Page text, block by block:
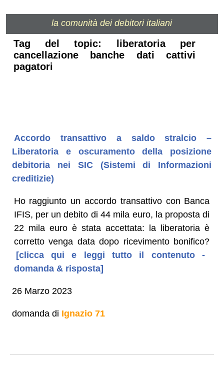
la comunità dei debitori italiani
Tag del topic: liberatoria per
cancellazione banche dati cattivi
pagatori
Accordo transattivo a saldo stralcio –
Liberatoria e oscuramento della posizione
debitoria nei SIC (Sistemi di Informazioni
creditizie)
Ho raggiunto un accordo transattivo con Banca
IFIS, per un debito di 44 mila euro, la proposta di
22 mila euro è stata accettata: la liberatoria è
corretto venga data dopo ricevimento bonifico?
[clicca qui e leggi tutto il contenuto -
domanda & risposta]
26 Marzo 2023
domanda di Ignazio 71